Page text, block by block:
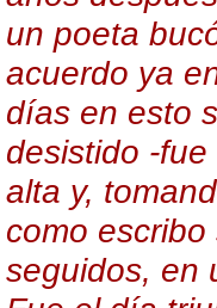
un poeta
acuerdo ya
días en esto
desistido -
alta y,
como
seguidos, en